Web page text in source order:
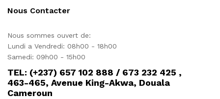
Nous Contacter
Nous sommes ouvert de:
Lundi a Vendredi: 08h00 - 18h00
Samedi: 09h00 - 15h00
TEL: (+237) 657 102 888 / 673 232 425 ,
463-465, Avenue King-Akwa, Douala
Cameroun